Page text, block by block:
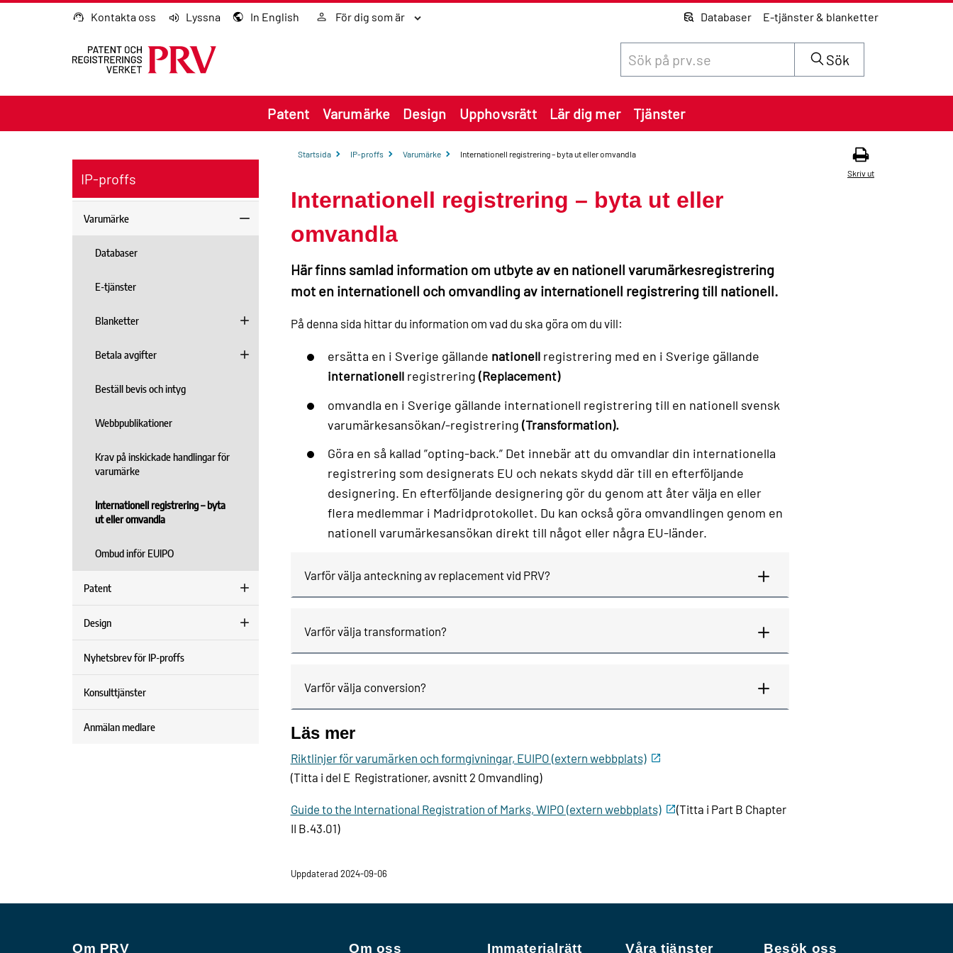
Gå till innehållet Kontakta oss Lyssna In English För dig som är Databaser E-tjänster & blanketter
Sök
Patent Varumärke Design Upphovsrätt Lär dig mer Tjänster
IP-proffs
Varumärke
Databaser
E-tjänster
Blanketter
Betala avgifter
Beställ bevis och intyg
Webbpublikationer
Krav på inskickade handlingar för
varumärke
Internationell registrering – byta
ut eller omvandla
Ombud inför EUIPO
Patent
Design
Nyhetsbrev för IP-proffs
Konsulttjänster
Anmälan medlare
Startsida IP-proffs Varumärke
Internationell registrering – byta ut eller omvandla
Skriv ut
Internationell registrering – byta ut eller
omvandla
Här finns samlad information om utbyte av en nationell varumärkesregistrering
mot en internationell och omvandling av internationell registrering till nationell.
På denna sida hittar du information om vad du ska göra om du vill:
ersätta en i Sverige gällande nationell registrering med en i Sverige gällande
internationell registrering(Replacement)
omvandla en i Sverige gällande internationell registrering till en nationell svensk
varumärkesansökan/-registrering(Transformation).
Göra en så kallad ”opting-back.” Det innebär att du omvandlar din internationella
registrering som designerats EU och nekats skydd där till en efterföljande
designering. En efterföljande designering gör du genom att åter välja en eller
flera medlemmar i Madridprotokollet. Du kan också göra omvandlingen genom en
nationell varumärkesansökan direkt till något eller några EU-länder.
Varför välja anteckning av replacement vid PRV?
Varför välja transformation?
Varför välja conversion?
Läs mer
Riktlinjer för varumärken och formgivningar, EUIPO (extern webbplats)
(Titta i del E Registrationer, avsnitt 2 Omvandling)
Guide to the International Registration of Marks, WIPO (extern webbplats)
(Titta i Part B Chapter
II B.43.01)
Uppdaterad 2024-09-06
Om PRV Om oss Immaterialrätt Våra tjänster Besök oss